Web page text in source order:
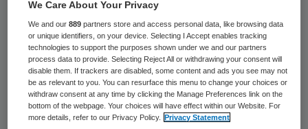
GGD Zeeland moet in de komende twee jaar
ruim 900.000 euro bezuinigen. Dat heeft de
organisatie dinsdag bekend gemaakt. Dit
meldt Omroep Zeeland.
We Care About Your Privacy
We and our889 partners store and access personal data, like browsing data
or unique identifiers, on your device. Selecting I Accept enables tracking
technologies to support the purposes shown under we and our partners
process data to provide. Selecting Reject All or withdrawing your consent will
disable them. If trackers are disabled, some content and ads you see may not
be as relevant to you. You can resurface this menu to change your choices or
withdraw consent at any time by clicking the Manage Preferences link on the
bottom of the webpage. Your choices will have effect within our Website. For
more details, refer to our Privacy Policy.
Privacy Statement